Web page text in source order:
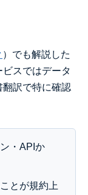
）でも解説した
スではデータ
訳で特に確認
・APIか
とが規約上